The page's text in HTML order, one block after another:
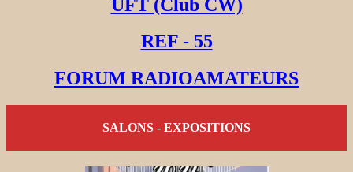
UFT (Club CW)
REF - 55
FORUM RADIOAMATEURS
SALONS - EXPOSITIONS